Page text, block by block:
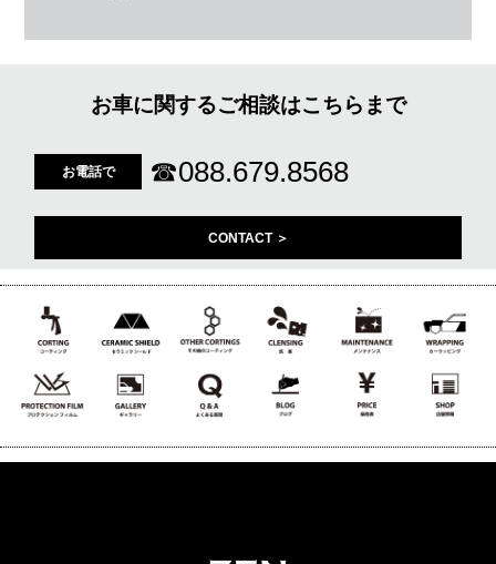
お車に関するご相談はこちらまで
お電話で ☎088.679.8568
CONTACT ＞